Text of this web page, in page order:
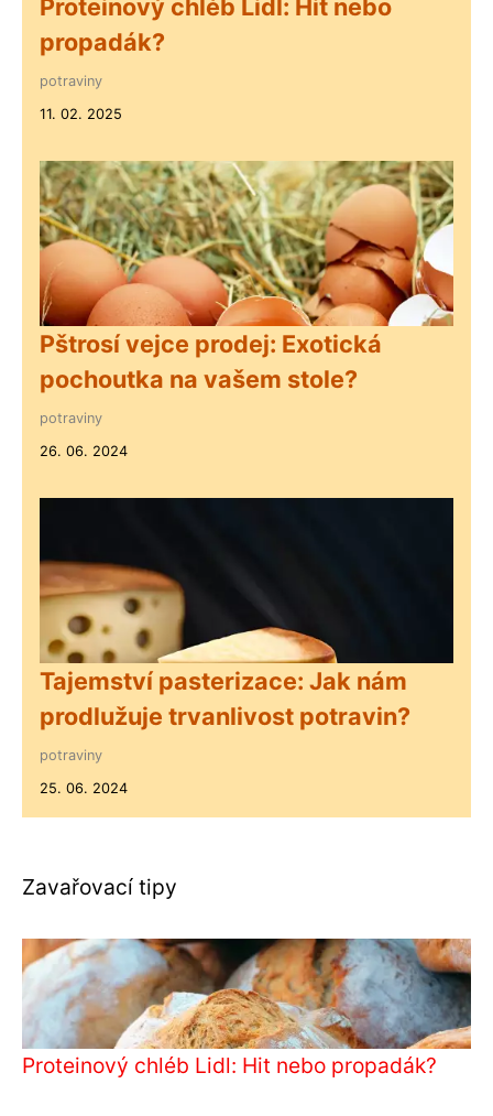
Proteinový chléb Lidl: Hit nebo
propadák?
potraviny
11. 02. 2025
Pštrosí vejce prodej: Exotická
pochoutka na vašem stole?
potraviny
26. 06. 2024
Tajemství pasterizace: Jak nám
prodlužuje trvanlivost potravin?
potraviny
25. 06. 2024
Zavařovací tipy
Proteinový chléb Lidl: Hit nebo propadák?